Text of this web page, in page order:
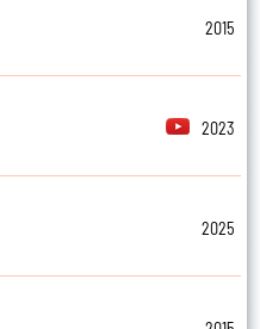
2015
2023
2025